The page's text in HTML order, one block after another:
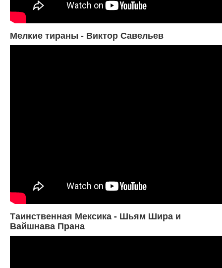
Мелкие тираны - Виктор Савельев
Таинственная Мексика - Шьям Шира и
Вайшнава Прана